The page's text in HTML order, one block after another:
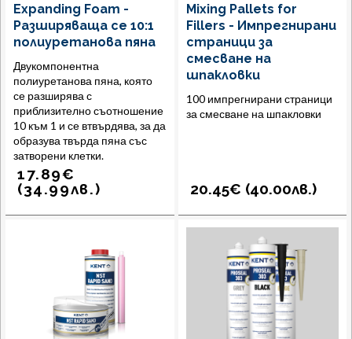
Expanding Foam -
Разширяваща се 10:1
полиуретанова пяна
Двукомпонентна
полиуретанова пяна, която
се разширява с
приблизително съотношение
10 към 1 и се втвърдява, за да
образува твърда пяна със
затворени клетки.
17.89€
(34.99лв.)
Mixing Pallets for
Fillers - Импрегнирани
страници за
смесване на
шпакловки
100 импрегнирани страници
за смесване на шпакловки
20.45€ (40.00лв.)